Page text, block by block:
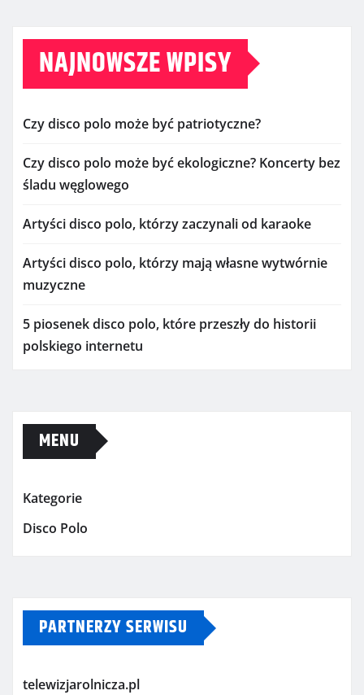
NAJNOWSZE WPISY
Czy disco polo może być patriotyczne?
Czy disco polo może być ekologiczne? Koncerty bez
śladu węglowego
Artyści disco polo, którzy zaczynali od karaoke
Artyści disco polo, którzy mają własne wytwórnie
muzyczne
5 piosenek disco polo, które przeszły do historii
polskiego internetu
MENU
Kategorie
Disco Polo
PARTNERZY SERWISU
telewizjarolnicza.pl